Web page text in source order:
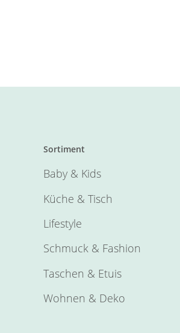
Sortiment
Baby & Kids
Küche & Tisch
Lifestyle
Schmuck & Fashion
Taschen & Etuis
Wohnen & Deko